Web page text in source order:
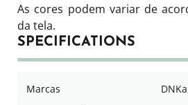
As cores podem variar de
da tela.
SPECIFICATIONS
Marcas DNKa